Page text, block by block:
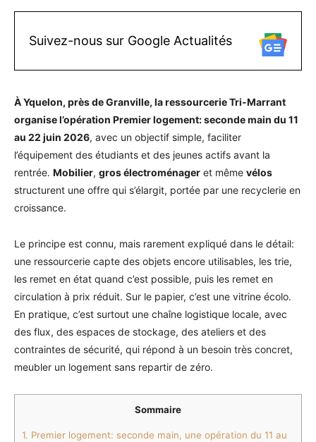
Suivez-nous sur Google Actualités
À Yquelon, près de Granville, la ressourcerie Tri-Marrant
organise l’opération Premier logement: seconde main du 11
au 22 juin 2026, avec un objectif simple, faciliter
l’équipement des étudiants et des jeunes actifs avant la
rentrée. Mobilier, gros électroménager et même vélos
structurent une offre qui s’élargit, portée par une recyclerie en
croissance.
Le principe est connu, mais rarement expliqué dans le détail:
une ressourcerie capte des objets encore utilisables, les trie,
les remet en état quand c’est possible, puis les remet en
circulation à prix réduit. Sur le papier, c’est une vitrine écolo.
En pratique, c’est surtout une chaîne logistique locale, avec
des flux, des espaces de stockage, des ateliers et des
contraintes de sécurité, qui répond à un besoin très concret,
meubler un logement sans repartir de zéro.
Sommaire
1. Premier logement: seconde main, une opération du 11 au